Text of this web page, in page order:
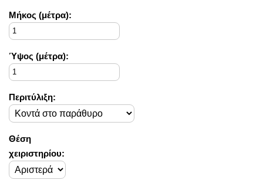
Mήκος (μέτρα):
Ύψος (μέτρα):
Περιτύλιξη:
Θέση
χειριστηρίου: